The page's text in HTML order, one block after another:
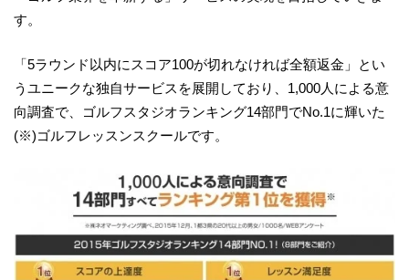
す。​
「5ラウンド以内にスコア100が切れなければ全額返金」とい
うユニークな独自サービスを展開しており、1,000人による意
向調査で、ゴルフスタジオランキング14部門でNo.1に輝いた
(※)ゴルフレッスンスクールです。